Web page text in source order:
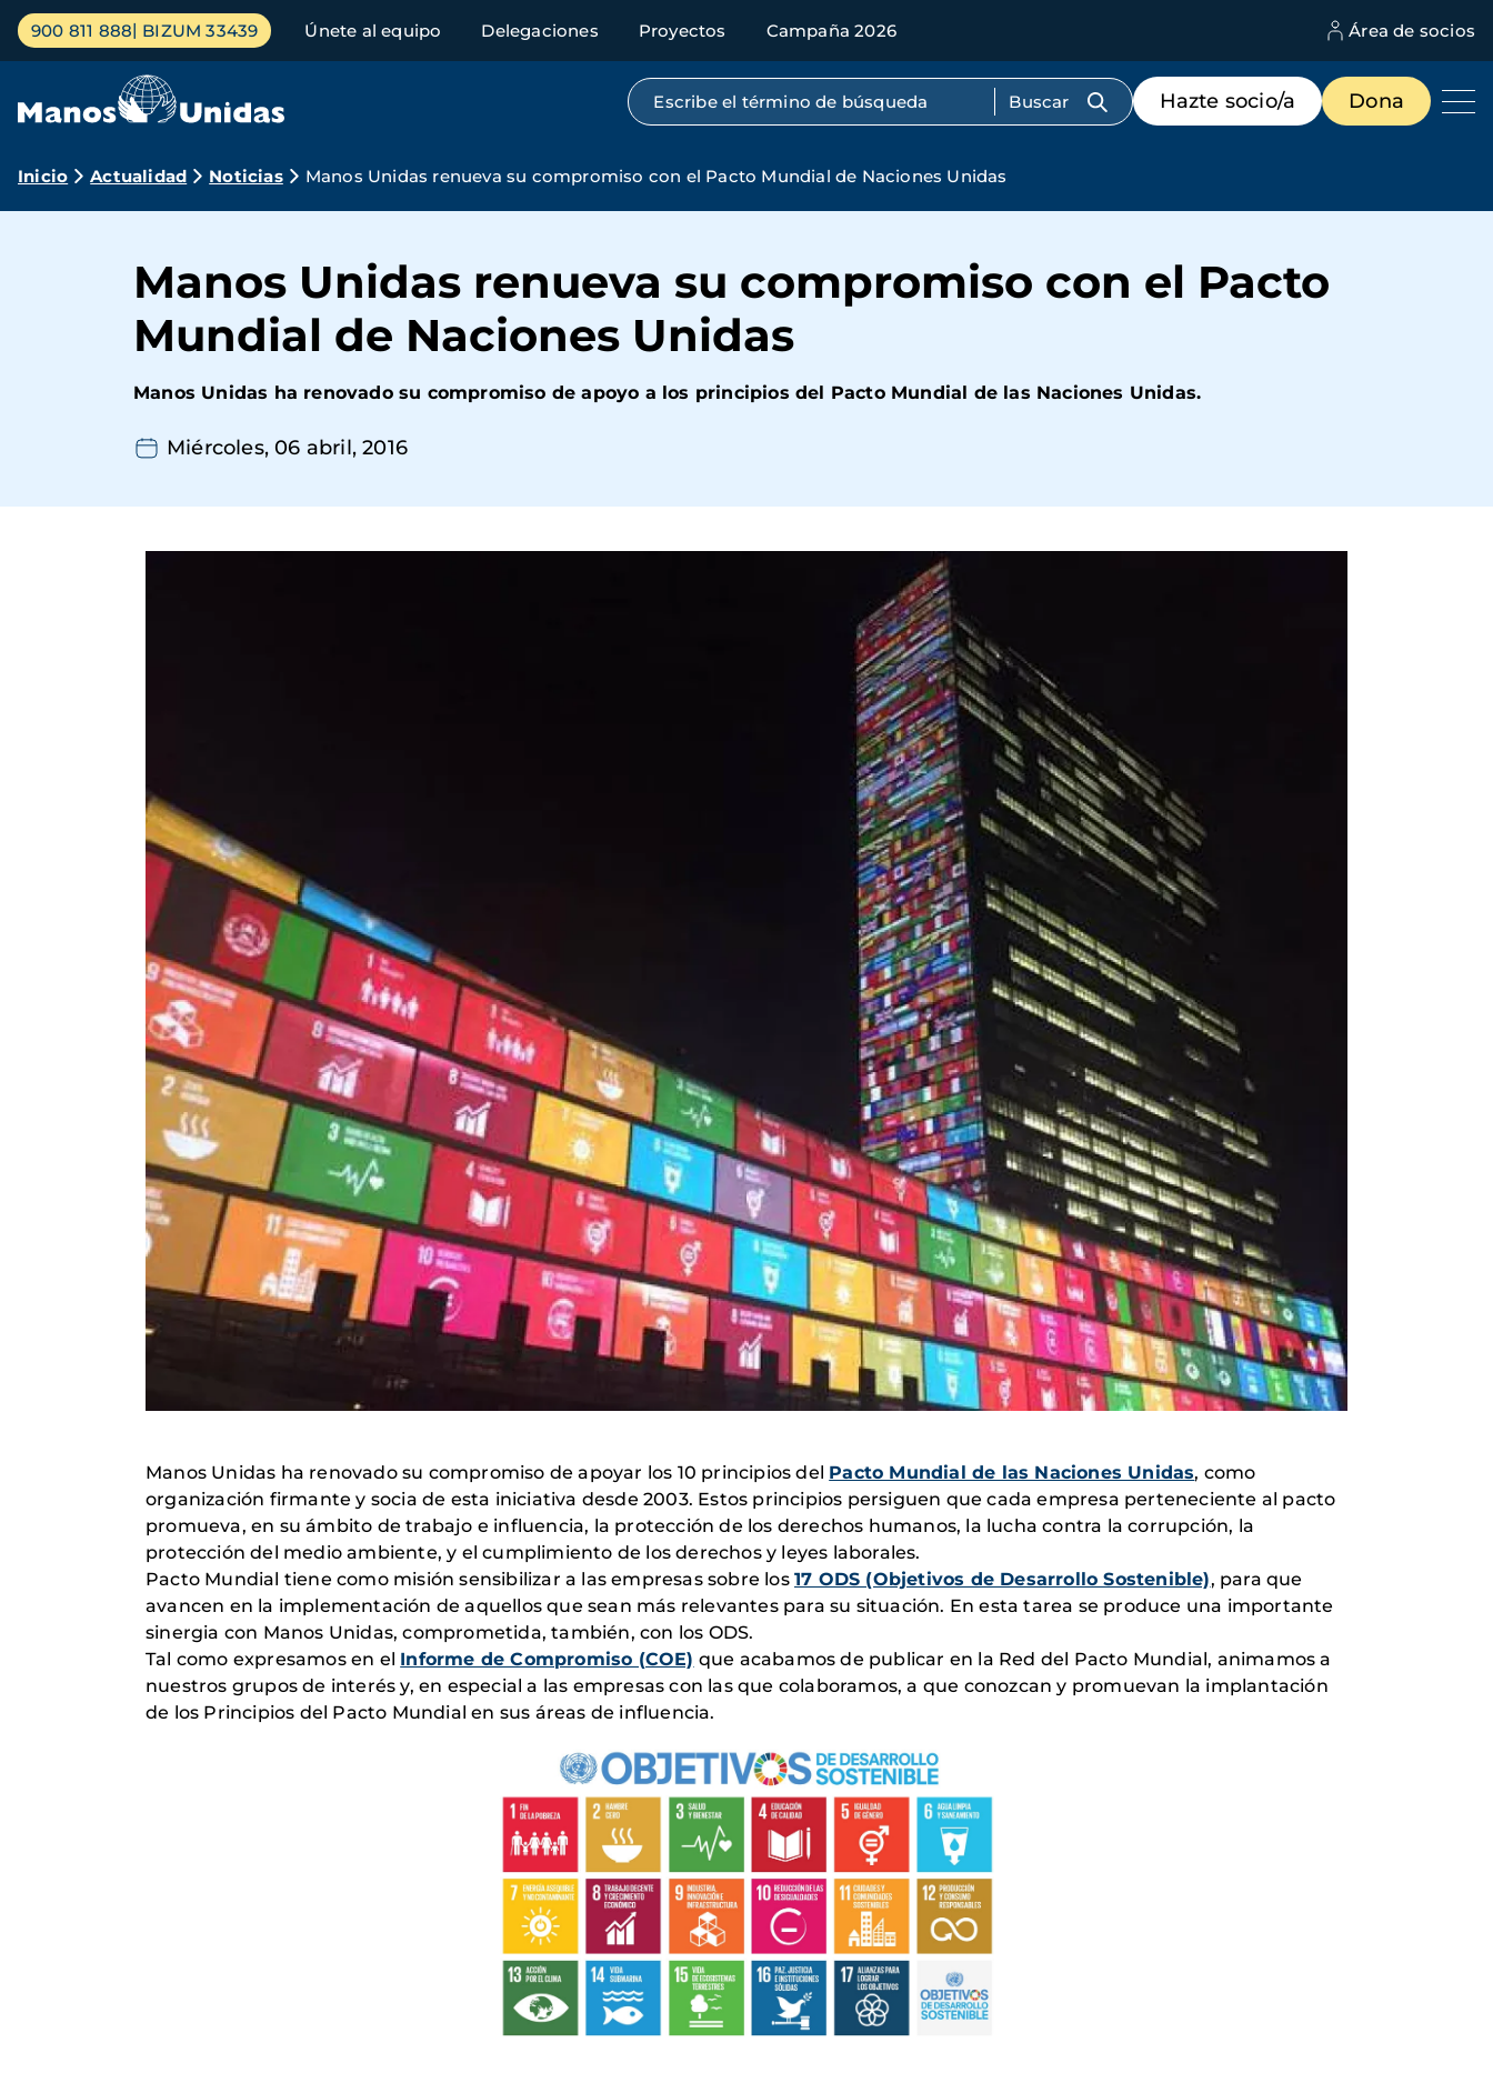
Pasar
contenido
Menú
principal
900 811 888 BIZUM 33439 Únete al equipo Delegaciones Proyectos Campaña 2026 Área de socios
Búsqueda por texto completo
Menú
de
destacados
Hazte socio/a Dona
Ruta
navegación
Inicio Actualidad Noticias Manos Unidas renueva su compromiso con el Pacto Mundial de Naciones Unidas
Manos Unidas renueva su compromiso con el Pacto
Mundial de Naciones Unidas
Manos Unidas ha renovado su compromiso de apoyo a los principios del Pacto Mundial de las Naciones Unidas.
Miércoles, 06 abril, 2016
Manos Unidas ha renovado su compromiso de apoyar los 10 principios del Pacto Mundial de las Naciones Unidas, como
organización firmante y socia de esta iniciativa desde 2003. Estos principios persiguen que cada empresa perteneciente al pacto
promueva, en su ámbito de trabajo e influencia, la protección de los derechos humanos, la lucha contra la corrupción, la
protección del medio ambiente, y el cumplimiento de los derechos y leyes laborales.
Pacto Mundial tiene como misión sensibilizar a las empresas sobre los 17 ODS (Objetivos de Desarrollo Sostenible), para que
avancen en la implementación de aquellos que sean más relevantes para su situación. En esta tarea se produce una importante
sinergia con Manos Unidas, comprometida, también, con los ODS.
Tal como expresamos en el Informe de Compromiso (COE) que acabamos de publicar en la Red del Pacto Mundial, animamos a
nuestros grupos de interés y, en especial a las empresas con las que colaboramos, a que conozcan y promuevan la implantación
de los Principios del Pacto Mundial en sus áreas de influencia.